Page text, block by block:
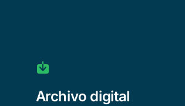
Archivo digital